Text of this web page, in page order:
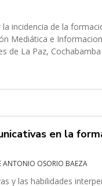
incidencia de la
Mediática e
La Paz, Cochabamba y
en la
OSORIO BAEZA
y las habilidades